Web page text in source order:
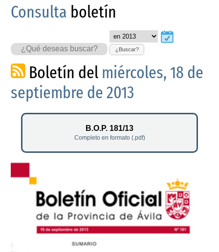
Consulta boletín
¿Buscar?
Boletín del miércoles, 18 de
septiembre de 2013
B.O.P. 181/13
Completo en formato (.pdf)